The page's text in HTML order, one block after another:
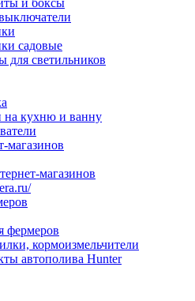
и боксы
садовые
для светильников
на кухню и ванну
магазинов
магазинов
фермеров
кормоизмельчители
автополива Hunter